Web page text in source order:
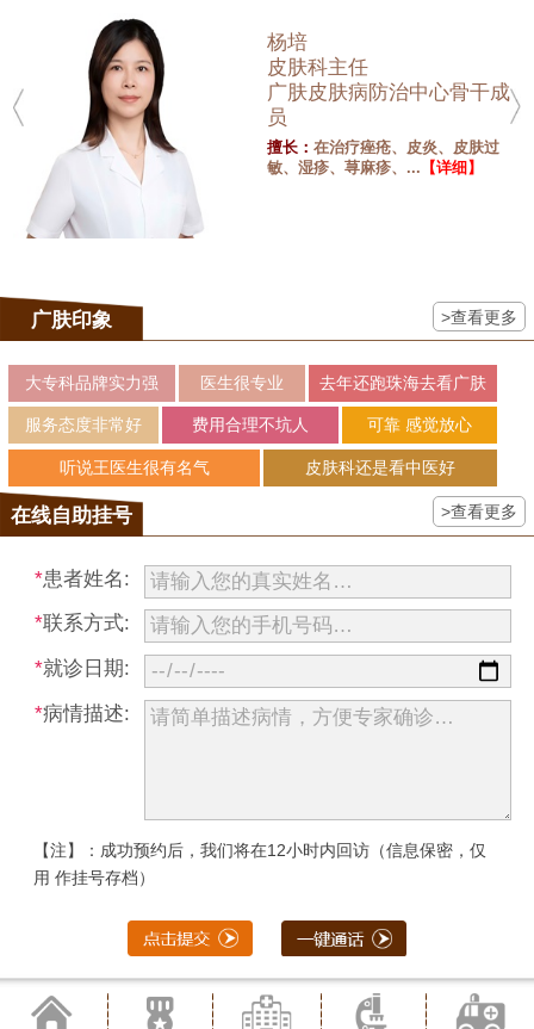
杨培
皮肤科主任
广肤皮肤病防治中心骨干成
员
擅长：在治疗痤疮、皮炎、皮肤过
敏、湿疹、荨麻疹、... 【详细】
广肤印象 >查看更多
大专科品牌实力强 医生很专业 去年还跑珠海去看广肤
服务态度非常好 费用合理不坑人 可靠 感觉放心
听说王医生很有名气 皮肤科还是看中医好
在线自助挂号 >查看更多
*患者姓名:
*联系方式:
*就诊日期:
*病情描述:
【注】：成功预约后，我们将在12小时内回访（信息保密，仅
用 作挂号存档）